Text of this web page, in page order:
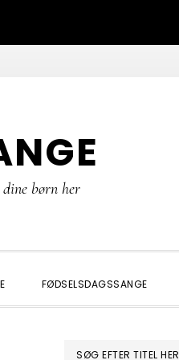
børn her
FØDSELSDAGSSANGE
SØG EFTER TITEL HER